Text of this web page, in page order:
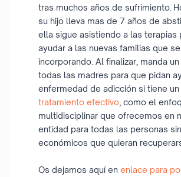
tras muchos años de sufrimiento.
su hijo lleva mas de 7 años de
ella sigue asistiendo a las terapias
ayudar a las nuevas familias que
incorporando. Al finalizar, manda
todas las madres para que pidan
enfermedad de adicción si tiene un
tratamiento efectivo , como el
multidisciplinar que ofrecemos en
entidad para todas las personas
económicos que quieran
Os dejamos aquí en enlace para